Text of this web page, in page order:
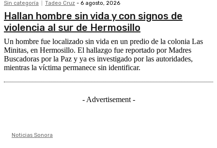
Sin categoría Tadeo Cruz - 6 agosto, 2026
Hallan hombre sin vida y con signos de
violencia al sur de Hermosillo
Un hombre fue localizado sin vida en un predio de la colonia Las
Minitas, en Hermosillo. El hallazgo fue reportado por Madres
Buscadoras por la Paz y ya es investigado por las autoridades,
mientras la víctima permanece sin identificar.
- Advertisement -
Noticias Sonora